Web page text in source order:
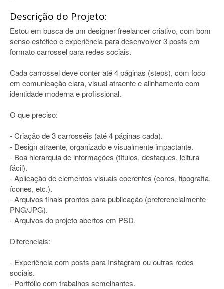
Descrição do Projeto:
Estou em busca de um designer freelancer criativo, com bom
senso estético e experiência para desenvolver 3 posts em
formato carrossel para redes sociais.
Cada carrossel deve conter até 4 páginas (steps), com foco
em comunicação clara, visual atraente e alinhamento com
identidade moderna e profissional.
O que preciso:
- Criação de 3 carrosséis (até 4 páginas cada).
- Design atraente, organizado e visualmente impactante.
- Boa hierarquia de informações (títulos, destaques, leitura
fácil).
- Aplicação de elementos visuais coerentes (cores, tipografia,
ícones, etc.).
- Arquivos finais prontos para publicação (preferencialmente
PNG/JPG).
- Arquivos do projeto abertos em PSD.
Diferenciais:
- Experiência com posts para Instagram ou outras redes
sociais.
- Portfólio com trabalhos semelhantes.